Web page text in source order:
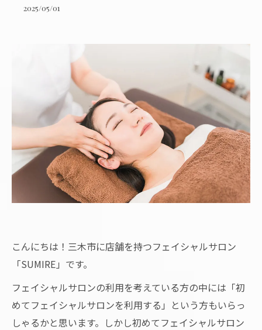
2025/05/01
こんにちは！三木市に店舗を持つフェイシャルサロン
「SUMIRE」です。
フェイシャルサロンの利用を考えている方の中には「初
めてフェイシャルサロンを利用する」という方もいらっ
しゃるかと思います。しかし初めてフェイシャルサロン